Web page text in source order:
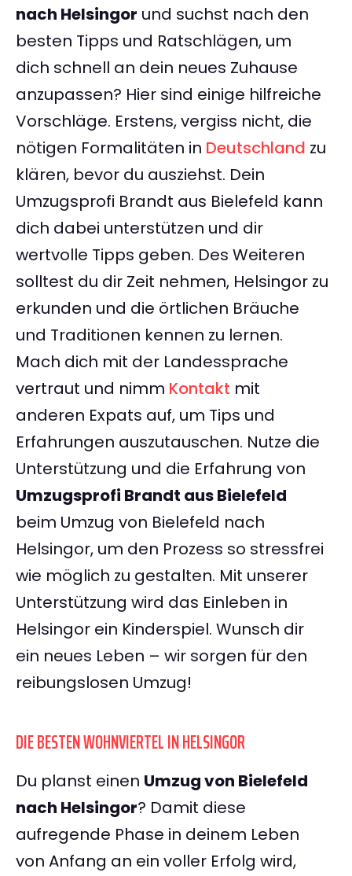
nach Helsingor und suchst nach den
besten Tipps und Ratschlägen, um
dich schnell an dein neues Zuhause
anzupassen? Hier sind einige hilfreiche
Vorschläge. Erstens, vergiss nicht, die
nötigen Formalitäten in Deutschland zu
klären, bevor du ausziehst. Dein
Umzugsprofi Brandt aus Bielefeld kann
dich dabei unterstützen und dir
wertvolle Tipps geben. Des Weiteren
solltest du dir Zeit nehmen, Helsingor zu
erkunden und die örtlichen Bräuche
und Traditionen kennen zu lernen.
Mach dich mit der Landessprache
vertraut und nimm Kontakt mit
anderen Expats auf, um Tips und
Erfahrungen auszutauschen. Nutze die
Unterstützung und die Erfahrung von
Umzugsprofi Brandt aus Bielefeld
beim Umzug von Bielefeld nach
Helsingor, um den Prozess so stressfrei
wie möglich zu gestalten. Mit unserer
Unterstützung wird das Einleben in
Helsingor ein Kinderspiel. Wunsch dir
ein neues Leben – wir sorgen für den
reibungslosen Umzug!
DIE BESTEN WOHNVIERTEL IN HELSINGOR
Du planst einen Umzug von Bielefeld
nach Helsingor? Damit diese
aufregende Phase in deinem Leben
von Anfang an ein voller Erfolg wird,